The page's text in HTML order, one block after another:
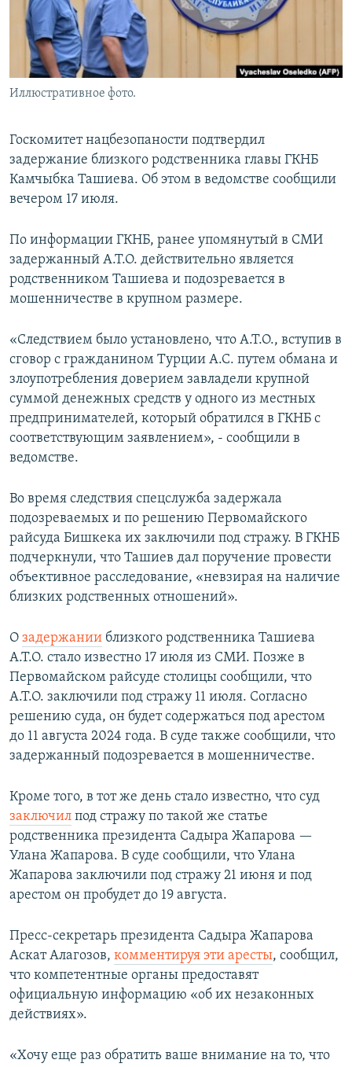
Иллюстративное фото.
Госкомитет нацбезопаности подтвердил
задержание близкого родственника главы ГКНБ
Камчыбка Ташиева. Об этом в ведомстве сообщили
вечером 17 июля.
По информации ГКНБ, ранее упомянутый в СМИ
задержанный А.Т.О. действительно является
родственником Ташиева и подозревается в
мошенничестве в крупном размере.
«Следствием было установлено, что А.Т.О., вступив в
сговор с гражданином Турции А.С. путем обмана и
злоупотребления доверием завладели крупной
суммой денежных средств у одного из местных
предпринимателей, который обратился в ГКНБ с
соответствующим заявлением», - сообщили в
ведомстве.
Во время следствия спецслужба задержала
подозреваемых и по решению Первомайского
райсуда Бишкека их заключили под стражу. В ГКНБ
подчеркнули, что Ташиев дал поручение провести
объективное расследование, «невзирая на наличие
близких родственных отношений».
О задержании близкого родственника Ташиева
А.Т.О. стало известно 17 июля из СМИ. Позже в
Первомайском райсуде столицы сообщили, что
А.Т.О. заключили под стражу 11 июля. Согласно
решению суда, он будет содержаться под арестом
до 11 августа 2024 года. В суде также сообщили, что
задержанный подозревается в мошенничестве.
Кроме того, в тот же день стало известно, что суд
заключил под стражу по такой же статье
родственника президента Садыра Жапарова —
Улана Жапарова. В суде сообщили, что Улана
Жапарова заключили под стражу 21 июня и под
арестом он пробудет до 19 августа.
Пресс-секретарь президента Садыра Жапарова
Аскат Алагозов, комментируя эти аресты, сообщил,
что компетентные органы предоставят
официальную информацию «об их незаконных
действиях».
«Хочу еще раз обратить ваше внимание на то, что